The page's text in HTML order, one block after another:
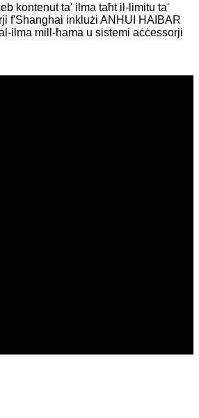
kontenut ta' ilma taħt il-limitu ta'
f'Shanghai inklużi ANHUI HAIBAR
ilma mill-ħama u sistemi aċċessorji